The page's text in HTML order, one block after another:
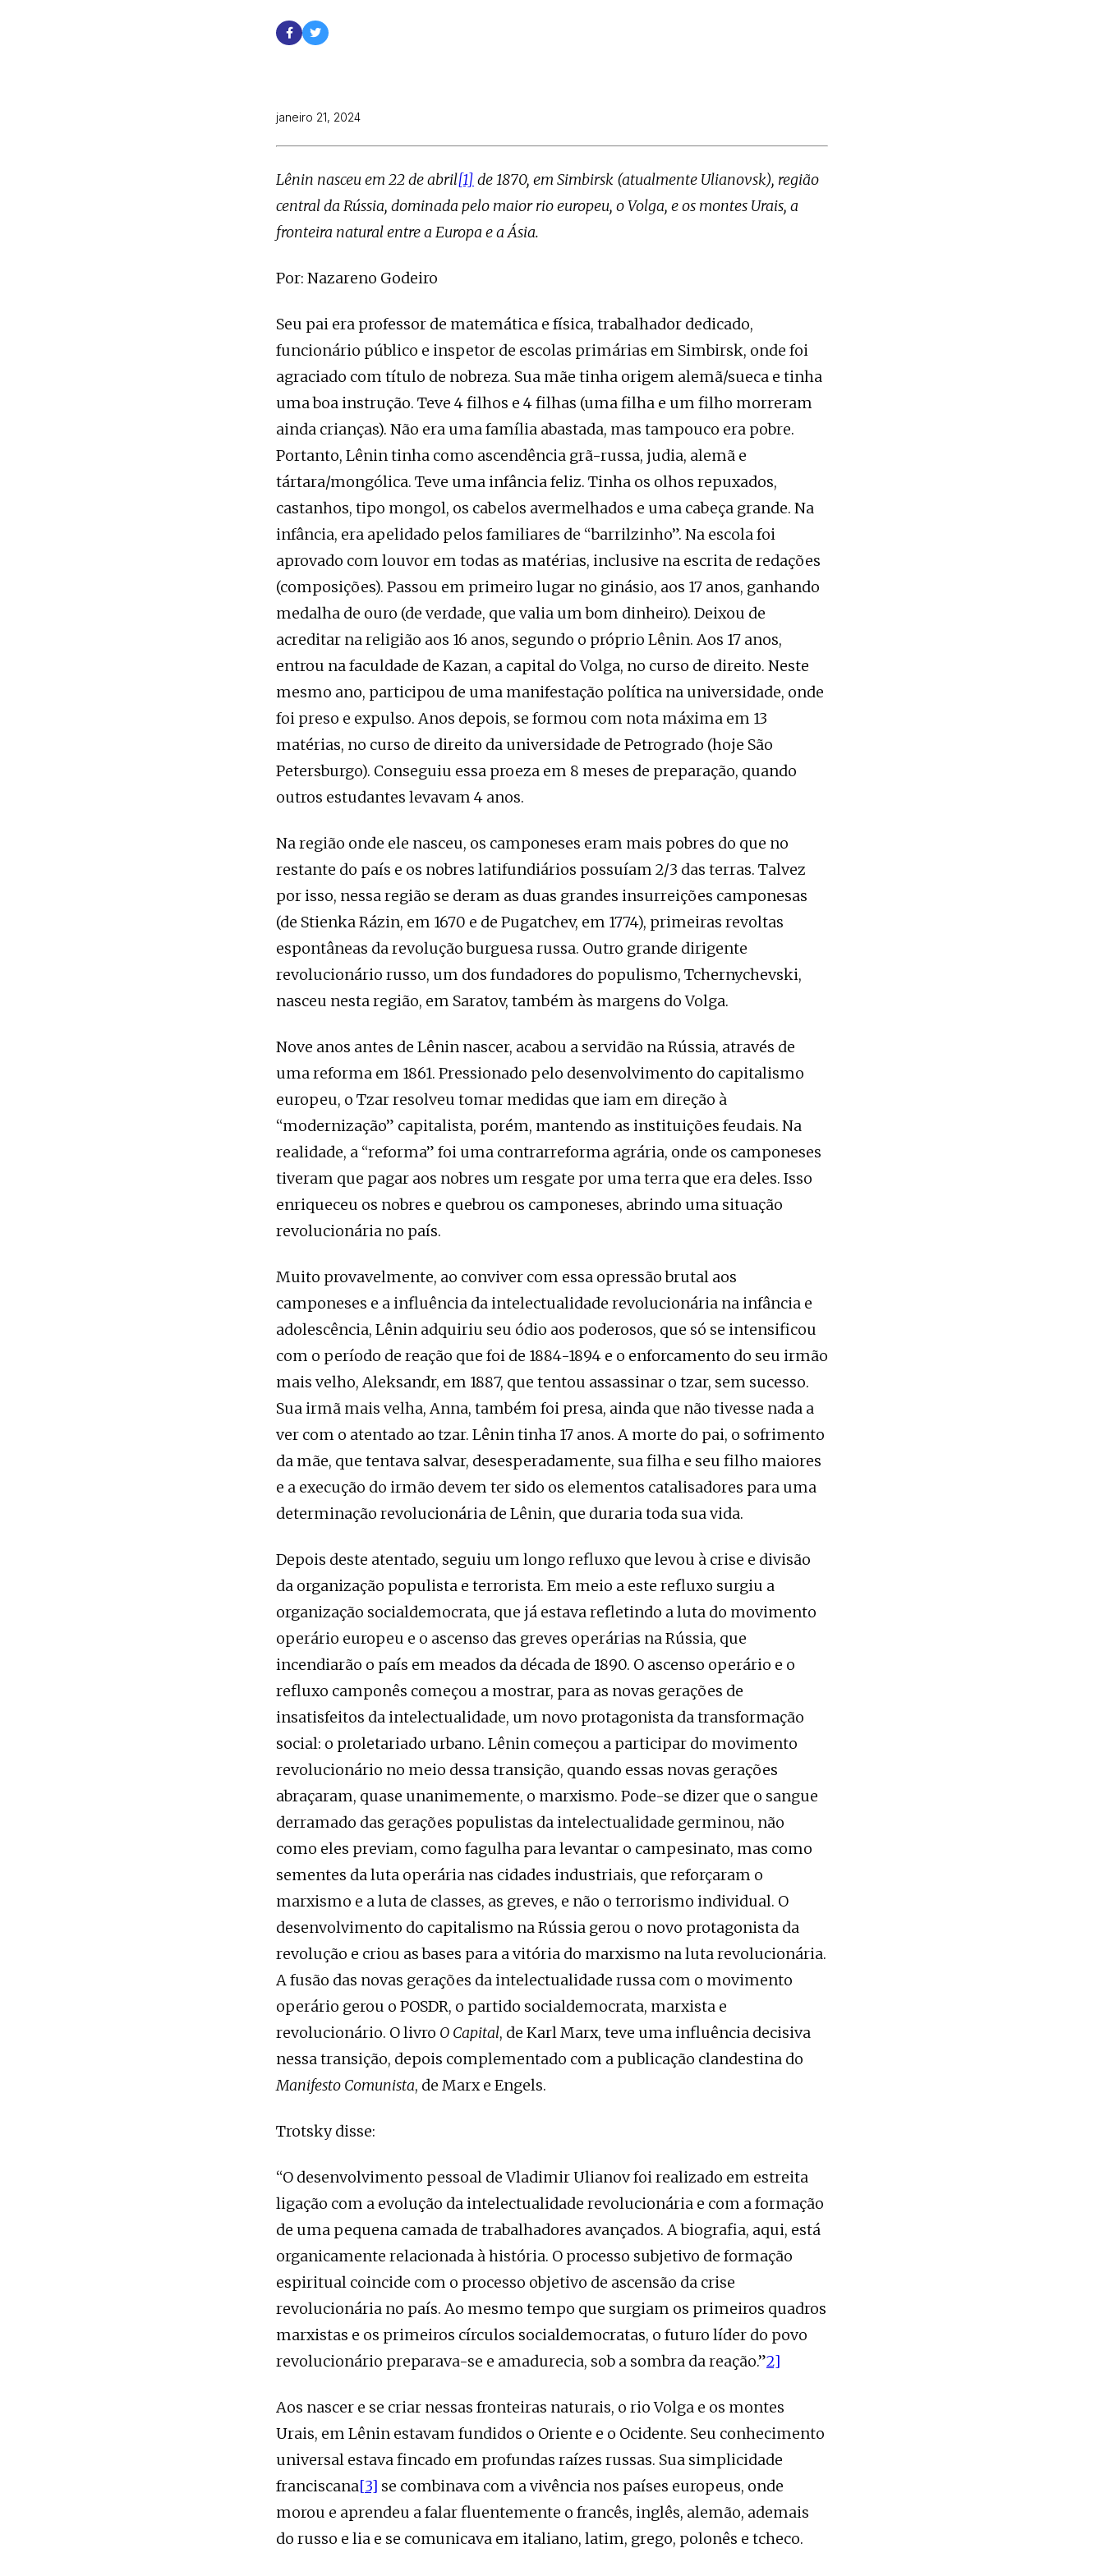
janeiro 21, 2024
Lênin nasceu em 22 de abril[1] de 1870, em Simbirsk (atualmente Ulianovsk), região
central da Rússia, dominada pelo maior rio europeu, o Volga, e os montes Urais, a
fronteira natural entre a Europa e a Ásia.
Por: Nazareno Godeiro
Seu pai era professor de matemática e física, trabalhador dedicado,
funcionário público e inspetor de escolas primárias em Simbirsk, onde foi
agraciado com título de nobreza. Sua mãe tinha origem alemã/sueca e tinha
uma boa instrução. Teve 4 filhos e 4 filhas (uma filha e um filho morreram
ainda crianças). Não era uma família abastada, mas tampouco era pobre.
Portanto, Lênin tinha como ascendência grã-russa, judia, alemã e
tártara/mongólica. Teve uma infância feliz. Tinha os olhos repuxados,
castanhos, tipo mongol, os cabelos avermelhados e uma cabeça grande. Na
infância, era apelidado pelos familiares de “barrilzinho”. Na escola foi
aprovado com louvor em todas as matérias, inclusive na escrita de redações
(composições). Passou em primeiro lugar no ginásio, aos 17 anos, ganhando
medalha de ouro (de verdade, que valia um bom dinheiro). Deixou de
acreditar na religião aos 16 anos, segundo o próprio Lênin. Aos 17 anos,
entrou na faculdade de Kazan, a capital do Volga, no curso de direito. Neste
mesmo ano, participou de uma manifestação política na universidade, onde
foi preso e expulso. Anos depois, se formou com nota máxima em 13
matérias, no curso de direito da universidade de Petrogrado (hoje São
Petersburgo). Conseguiu essa proeza em 8 meses de preparação, quando
outros estudantes levavam 4 anos.
Na região onde ele nasceu, os camponeses eram mais pobres do que no
restante do país e os nobres latifundiários possuíam 2/3 das terras. Talvez
por isso, nessa região se deram as duas grandes insurreições camponesas
(de Stienka Rázin, em 1670 e de Pugatchev, em 1774), primeiras revoltas
espontâneas da revolução burguesa russa. Outro grande dirigente
revolucionário russo, um dos fundadores do populismo, Tchernychevski,
nasceu nesta região, em Saratov, também às margens do Volga.
Nove anos antes de Lênin nascer, acabou a servidão na Rússia, através de
uma reforma em 1861. Pressionado pelo desenvolvimento do capitalismo
europeu, o Tzar resolveu tomar medidas que iam em direção à
“modernização” capitalista, porém, mantendo as instituições feudais. Na
realidade, a “reforma” foi uma contrarreforma agrária, onde os camponeses
tiveram que pagar aos nobres um resgate por uma terra que era deles. Isso
enriqueceu os nobres e quebrou os camponeses, abrindo uma situação
revolucionária no país.
Muito provavelmente, ao conviver com essa opressão brutal aos
camponeses e a influência da intelectualidade revolucionária na infância e
adolescência, Lênin adquiriu seu ódio aos poderosos, que só se intensificou
com o período de reação que foi de 1884-1894 e o enforcamento do seu irmão
mais velho, Aleksandr, em 1887, que tentou assassinar o tzar, sem sucesso.
Sua irmã mais velha, Anna, também foi presa, ainda que não tivesse nada a
ver com o atentado ao tzar. Lênin tinha 17 anos. A morte do pai, o sofrimento
da mãe, que tentava salvar, desesperadamente, sua filha e seu filho maiores
e a execução do irmão devem ter sido os elementos catalisadores para uma
determinação revolucionária de Lênin, que duraria toda sua vida.
Depois deste atentado, seguiu um longo refluxo que levou à crise e divisão
da organização populista e terrorista. Em meio a este refluxo surgiu a
organização socialdemocrata, que já estava refletindo a luta do movimento
operário europeu e o ascenso das greves operárias na Rússia, que
incendiarão o país em meados da década de 1890. O ascenso operário e o
refluxo camponês começou a mostrar, para as novas gerações de
insatisfeitos da intelectualidade, um novo protagonista da transformação
social: o proletariado urbano. Lênin começou a participar do movimento
revolucionário no meio dessa transição, quando essas novas gerações
abraçaram, quase unanimemente, o marxismo. Pode-se dizer que o sangue
derramado das gerações populistas da intelectualidade germinou, não
como eles previam, como fagulha para levantar o campesinato, mas como
sementes da luta operária nas cidades industriais, que reforçaram o
marxismo e a luta de classes, as greves, e não o terrorismo individual. O
desenvolvimento do capitalismo na Rússia gerou o novo protagonista da
revolução e criou as bases para a vitória do marxismo na luta revolucionária.
A fusão das novas gerações da intelectualidade russa com o movimento
operário gerou o POSDR, o partido socialdemocrata, marxista e
revolucionário. O livro O Capital, de Karl Marx, teve uma influência decisiva
nessa transição, depois complementado com a publicação clandestina do
Manifesto Comunista, de Marx e Engels.
Trotsky disse:
“O desenvolvimento pessoal de Vladimir Ulianov foi realizado em estreita
ligação com a evolução da intelectualidade revolucionária e com a formação
de uma pequena camada de trabalhadores avançados. A biografia, aqui, está
organicamente relacionada à história. O processo subjetivo de formação
espiritual coincide com o processo objetivo de ascensão da crise
revolucionária no país. Ao mesmo tempo que surgiam os primeiros quadros
marxistas e os primeiros círculos socialdemocratas, o futuro líder do povo
revolucionário preparava-se e amadurecia, sob a sombra da reação.”2]
Aos nascer e se criar nessas fronteiras naturais, o rio Volga e os montes
Urais, em Lênin estavam fundidos o Oriente e o Ocidente. Seu conhecimento
universal estava fincado em profundas raízes russas. Sua simplicidade
franciscana[3] se combinava com a vivência nos países europeus, onde
morou e aprendeu a falar fluentemente o francês, inglês, alemão, ademais
do russo e lia e se comunicava em italiano, latim, grego, polonês e tcheco.